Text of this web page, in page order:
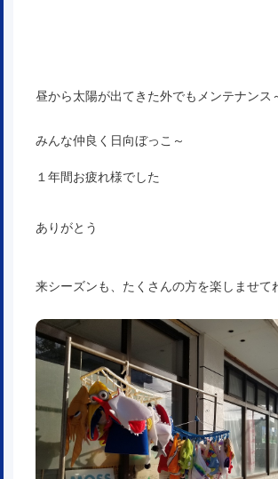
昼から太陽が出てきた外でもメンテナンス
みんな仲良く日向ぼっこ～
１年間お疲れ様でした
ありがとう
来シーズンも、たくさんの方を楽しませ